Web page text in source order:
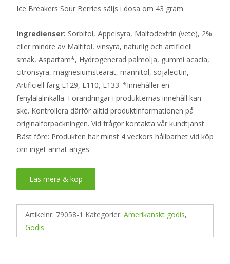
Ice Breakers Sour Berries säljs i dosa om 43 gram.
Ingredienser: Sorbitol, Äppelsyra, Maltodextrin (vete), 2%
eller mindre av Maltitol, vinsyra, naturlig och artificiell
smak, Aspartam*, Hydrogenerad palmolja, gummi acacia,
citronsyra, magnesiumstearat, mannitol, sojalecitin,
Artificiell färg E129, E110, E133. *Innehåller en
fenylalalinkälla. Förändringar i produkternas innehåll kan
ske. Kontrollera därför alltid produktinformationen på
originalförpackningen. Vid frågor kontakta vår kundtjänst.
Bäst före: Produkten har minst 4 veckors hållbarhet vid köp
om inget annat anges.
Läs mera & köp
Artikelnr: 79058-1 Kategorier: Amerikanskt godis,
Godis